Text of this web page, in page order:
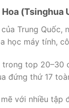
Hoa (Tsinghua
Trung Quốc,
học máy tính,
top 20–30
đứng thứ 17
với nhiều tập